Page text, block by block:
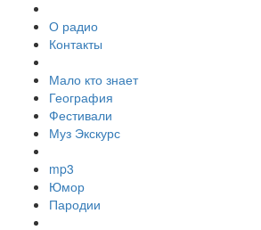
О радио
Контакты
Мало кто знает
География
Фестивали
Муз Экскурс
mp3
Юмор
Пародии